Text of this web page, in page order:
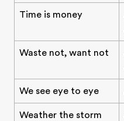
Time is money
Waste not, want not
We see eye to eye
Weather the storm